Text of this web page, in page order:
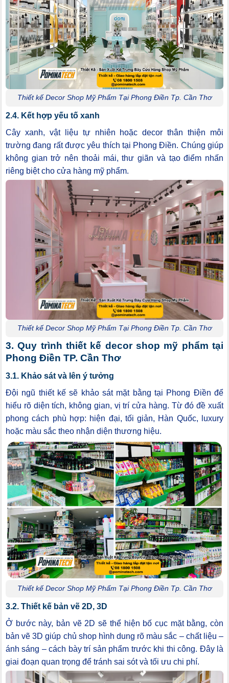
Thiết kế Decor Shop Mỹ Phẩm Tại Phong Điền Tp. Cần Thơ
2.4. Kết hợp yếu tố xanh
Cây xanh, vật liệu tự nhiên hoặc decor thân thiện môi
trường đang rất được yêu thích tại Phong Điền. Chúng giúp
không gian trở nên thoải mái, thư giãn và tạo điểm nhấn
riêng biệt cho cửa hàng mỹ phẩm.
Thiết kế Decor Shop Mỹ Phẩm Tại Phong Điền Tp. Cần Thơ
3. Quy trình thiết kế decor shop mỹ phẩm tại
Phong Điền TP. Cần Thơ
3.1. Khảo sát và lên ý tưởng
Đội ngũ thiết kế sẽ khảo sát mặt bằng tại Phong Điền để
hiểu rõ diện tích, không gian, vị trí cửa hàng. Từ đó đề xuất
phong cách phù hợp: hiện đại, tối giản, Hàn Quốc, luxury
hoặc màu sắc theo nhận diện thương hiệu.
Thiết kế Decor Shop Mỹ Phẩm Tại Phong Điền Tp. Cần Thơ
3.2. Thiết kế bản vẽ 2D, 3D
Ở bước này, bản vẽ 2D sẽ thể hiện bố cục mặt bằng, còn
bản vẽ 3D giúp chủ shop hình dung rõ màu sắc – chất liệu –
ánh sáng – cách bày trí sản phẩm trước khi thi công. Đây là
giai đoạn quan trọng để tránh sai sót và tối ưu chi phí.